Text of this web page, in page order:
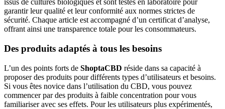
issus de cultures biologiques et sont testés en laboratoire pour
garantir leur qualité et leur conformité aux normes strictes de
sécurité. Chaque article est accompagné d’un certificat d’analyse,
offrant ainsi une transparence totale pour les consommateurs.
Des produits adaptés à tous les besoins
L’un des points forts de ShoptaCBD réside dans sa capacité à
proposer des produits pour différents types d’utilisateurs et besoins.
Si vous êtes novice dans l’utilisation du CBD, vous pouvez
commencer par des produits à faible concentration pour vous
familiariser avec ses effets. Pour les utilisateurs plus expérimentés,